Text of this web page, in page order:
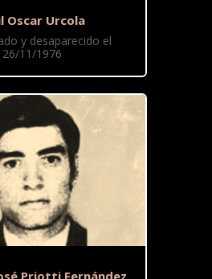
Oscar Urcola
y desaparecido el
26/11/1976